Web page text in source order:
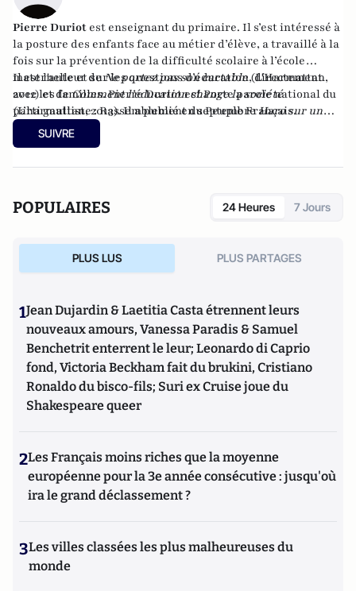
Pierre Duriot est enseignant du primaire. Il s’est intéressé à
la posture des enfants face au métier d’élève, a travaillé à la
fois sur la prévention de la difficulté scolaire à l’école
maternelle et sur les questions d’éducation, directement
avec les familles. Pierre Duriot est Porte parole national du
parti gaulliste : Rassemblement du Peuple Français.
Il est l'auteur deNe portez pas son cartable(L'Harmattan,
2012) et deComment l’éducation change la société
(L’harmattan, 2013). Il a publié en septembreHaro sur un
prof, du côté obscur de l'éducation
2015).
SUIVRE
POPULAIRES 24 Heures 7 Jours
PLUS LUS PLUS PARTAGES
1Jean Dujardin & Laetitia Casta étrennent leurs
nouveaux amours, Vanessa Paradis & Samuel
Benchetrit enterrent le leur; Leonardo di Caprio
fond, Victoria Beckham fait du brukini, Cristiano
Ronaldo du bisco-fils; Suri ex Cruise joue du
Shakespeare queer
2Les Français moins riches que la moyenne
européenne pour la 3e année consécutive : jusqu'où
ira le grand déclassement ?
3Les villes classées les plus malheureuses du
monde